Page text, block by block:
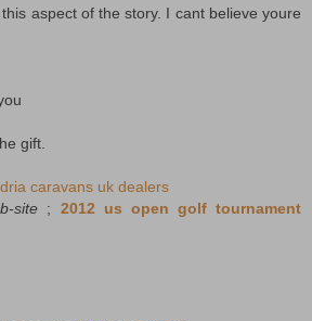
aspect of the story. I cant believe youre
gift.
caravans uk dealers
site ; 2012 us open golf tournament